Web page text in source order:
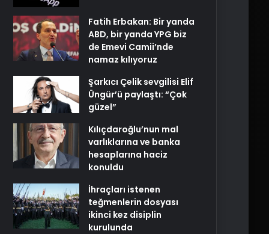
Fatih Erbakan: Bir yanda
ABD, bir yanda YPG biz
de Emevi Camii’nde
namaz kılıyoruz
Şarkıcı Çelik sevgilisi Elif
Üngür’ü paylaştı: “Çok
güzel”
Kılıçdaroğlu’nun mal
varlıklarına ve banka
hesaplarına haciz
konuldu
İhraçları istenen
teğmenlerin dosyası
ikinci kez disiplin
kurulunda